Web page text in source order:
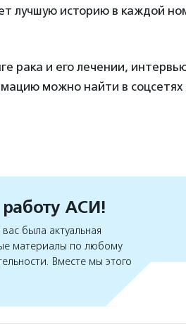
лучшую историю в каждой
рака и его лечении,
можно найти в соцсетях
АСИ!
была актуальная
материалы по любому
Вместе мы этого